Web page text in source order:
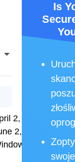
2, 2026
2, 2026
Is